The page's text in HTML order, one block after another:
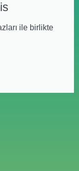
ile birlikte